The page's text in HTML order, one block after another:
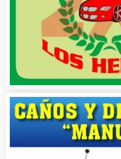
Balnearios
Bancos
Banquetes
Bares y Cantinas
Basculas